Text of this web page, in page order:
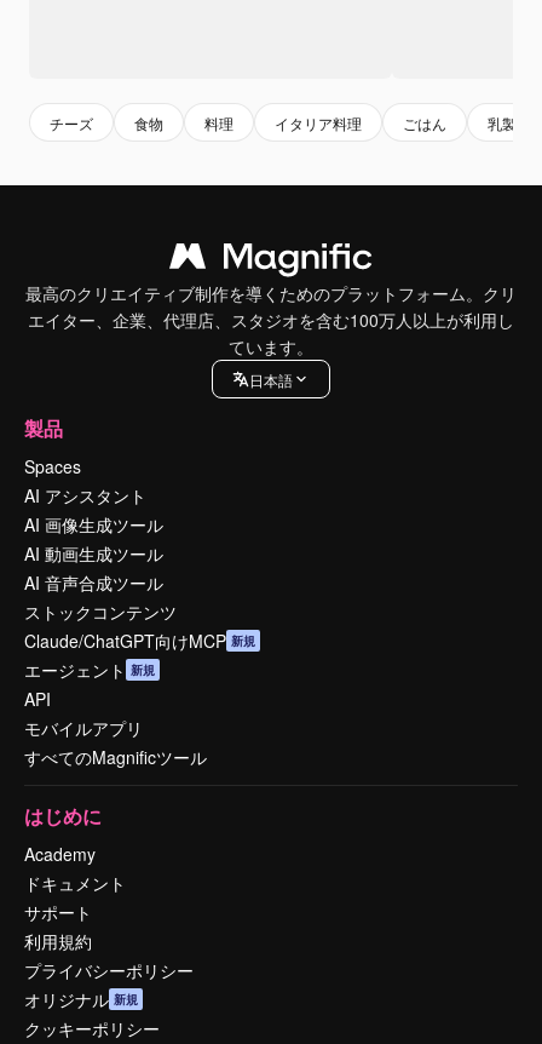
チーズ 食物 料理 イタリア料理 ごはん 乳製品
最高のクリエイティブ制作を導くためのプラットフォーム。クリ
エイター、企業、代理店、スタジオを含む100万人以上が利用し
ています。
日本語
製品
Spaces
AI アシスタント
AI 画像生成ツール
AI 動画生成ツール
AI 音声合成ツール
ストックコンテンツ
Claude/ChatGPT向けMCP 新規
エージェント 新規
API
モバイルアプリ
すべてのMagnificツール
はじめに
Academy
ドキュメント
サポート
利用規約
プライバシーポリシー
オリジナル 新規
クッキーポリシー